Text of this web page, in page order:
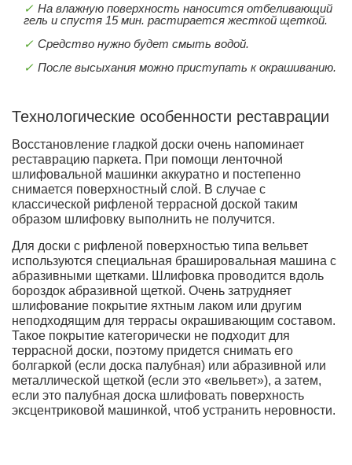
На влажную поверхность наносится отбеливающий
гель и спустя 15 мин. растирается жесткой щеткой.
Средство нужно будет смыть водой.
После высыхания можно приступать к окрашиванию.
Технологические особенности реставрации
Восстановление гладкой доски очень напоминает
реставрацию паркета. При помощи ленточной
шлифовальной машинки аккуратно и постепенно
снимается поверхностный слой. В случае с
классической рифленой террасной доской таким
образом шлифовку выполнить не получится.
Для доски с рифленой поверхностью типа вельвет
используются специальная брашировальная машина с
абразивными щетками. Шлифовка проводится вдоль
бороздок абразивной щеткой. Очень затрудняет
шлифование покрытие яхтным лаком или другим
неподходящим для террасы окрашивающим составом.
Такое покрытие категорически не подходит для
террасной доски, поэтому придется снимать его
болгаркой (если доска палубная) или абразивной или
металлической щеткой (если это «вельвет»), а затем,
если это палубная доска шлифовать поверхность
эксцентриковой машинкой, чтоб устранить неровности.